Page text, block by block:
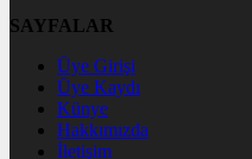
SAYFALAR
Üye Girişi
Üye Kaydı
Künye
Hakkımızda
İletişim